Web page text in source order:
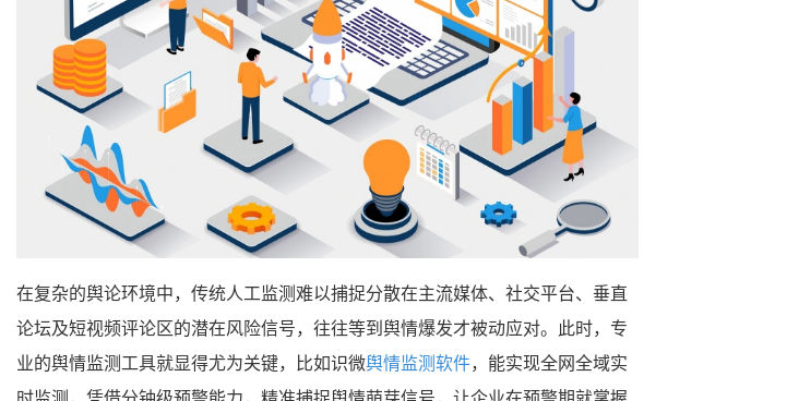
在复杂的舆论环境中，传统人工监测难以捕捉分散在主流媒体、社交平台、垂直
论坛及短视频评论区的潜在风险信号，往往等到舆情爆发才被动应对。此时，专
业的舆情监测工具就显得尤为关键，比如识微舆情监测软件，能实现全网全域实